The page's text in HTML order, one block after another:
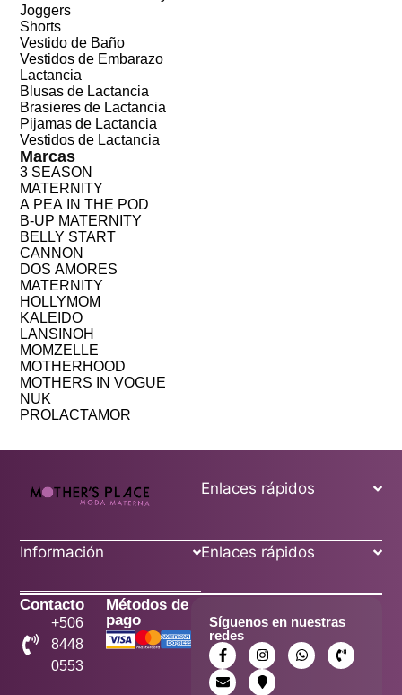
Joggers
Shorts
Vestido de Baño
Vestidos de Embarazo
Lactancia
Blusas de Lactancia
Brasieres de Lactancia
Pijamas de Lactancia
Vestidos de Lactancia
Marcas
3 SEASON
MATERNITY
A PEA IN THE POD
B-UP MATERNITY
BELLY START
CANNON
DOS AMORES
MATERNITY
HOLLYMOM
KALEIDO
LANSINOH
MOMZELLE
MOTHERHOOD
MOTHERS IN VOGUE
NUK
PROLACTAMOR
Enlaces rápidos
Información Enlaces rápidos
Contacto
+506
8448
0553
Métodos de
pago
Síguenos en nuestras
redes